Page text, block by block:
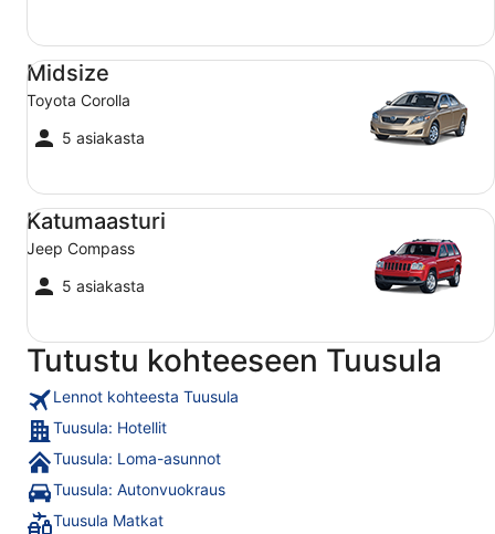
Midsize
Toyota Corolla
5 asiakasta
Midsize Toyota Corolla
Katumaasturi
Jeep Compass
5 asiakasta
Katumaasturi Jeep Compass
Tutustu kohteeseen Tuusula
Lennot kohteesta Tuusula
Tuusula: Hotellit
Tuusula: Loma-asunnot
Tuusula: Autonvuokraus
Tuusula Matkat